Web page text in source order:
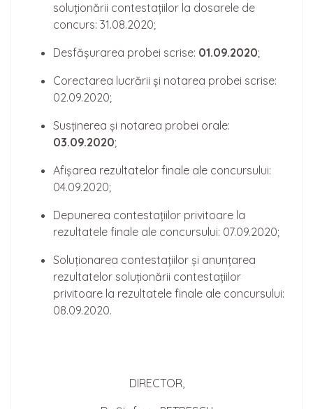
soluționării contestațiilor la dosarele de
concurs: 31.08.2020;
Desfășurarea probei scrise: 01.09.2020;
Corectarea lucrării și notarea probei scrise:
02.09.2020;
Susținerea și notarea probei orale:
03.09.2020;
Afișarea rezultatelor finale ale concursului:
04.09.2020;
Depunerea contestațiilor privitoare la
rezultatele finale ale concursului: 07.09.2020;
Soluționarea contestațiilor și anunțarea
rezultatelor soluționării contestațiilor
privitoare la rezultatele finale ale concursului:
08.09.2020.
DIRECTOR,